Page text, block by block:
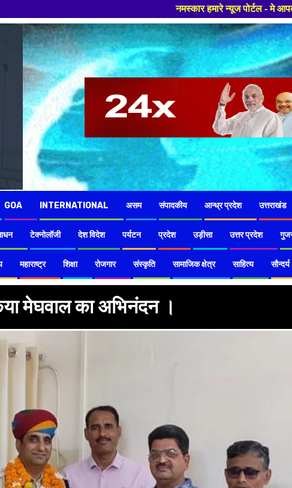
नमस्कार हमारे न्यूज पोर्टल - मे आपका स्वागत हैं ,यहाँ
GOA INTERNATIONAL असम संपादकीय आन्ध्र प्रदेश उत्तराखंड
टेक्नोलॉजी देश विदेश पर्यटन प्रदेश उड़ीसा उत्तर प्रदेश
महाराष्ट्र शिक्षा रोजगार संस्कृति सामाजिक क्षेत्र साहित्य सौन्दर्य
मेघवाल का अभिनंदन ।